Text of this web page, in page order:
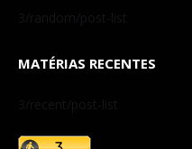
3/random/post-list
MATÉRIAS RECENTES
3/recent/post-list